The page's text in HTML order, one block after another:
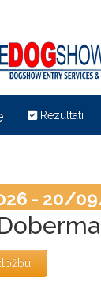
Rezultati
- 20/